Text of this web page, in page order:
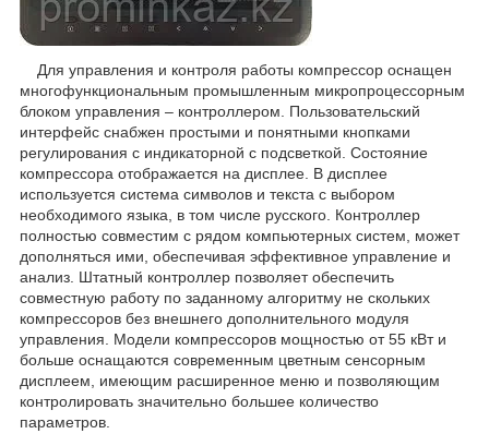
Для управления и контроля работы компрессор оснащен
многофункциональным промышленным микропроцессорным
блоком управления – контроллером. Пользовательский
интерфейс снабжен простыми и понятными кнопками
регулирования с индикаторной c подсветкой. Состояние
компрессора отображается на дисплее. В дисплее
используется система символов и текста с выбором
необходимого языка, в том числе русского. Контроллер
полностью совместим с рядом компьютерных систем, может
дополняться ими, обеспечивая эффективное управление и
анализ. Штатный контроллер позволяет обеспечить
совместную работу по заданному алгоритму не скольких
компрессоров без внешнего дополнительного модуля
управления. Модели компрессоров мощностью от 55 кВт и
больше оснащаются современным цветным сенсорным
дисплеем, имеющим расширенное меню и позволяющим
контролировать значительно большее количество
параметров.